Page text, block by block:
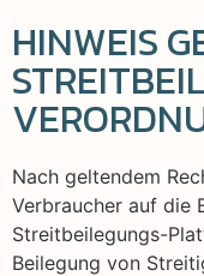
HINWEIS
Nach geltendem
Verbraucher auf die
Streitbeilegungs-
Beilegung von